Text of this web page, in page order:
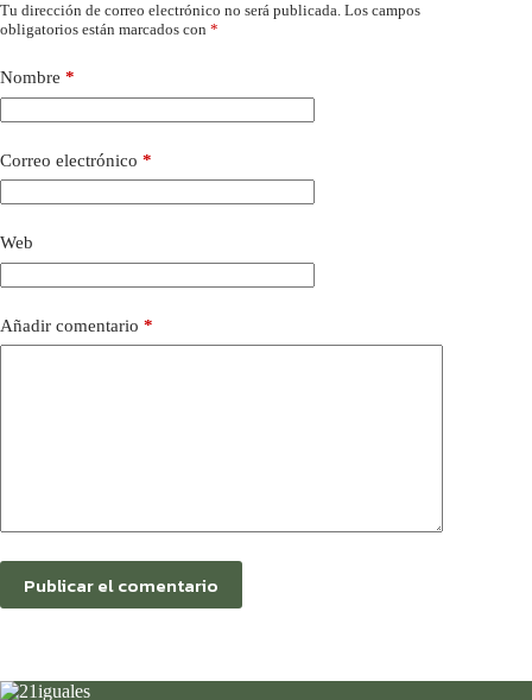
Tu dirección de correo electrónico no será publicada. Los campos
obligatorios están marcados con *
Nombre *
Correo electrónico *
Web
Añadir comentario *
Publicar el comentario